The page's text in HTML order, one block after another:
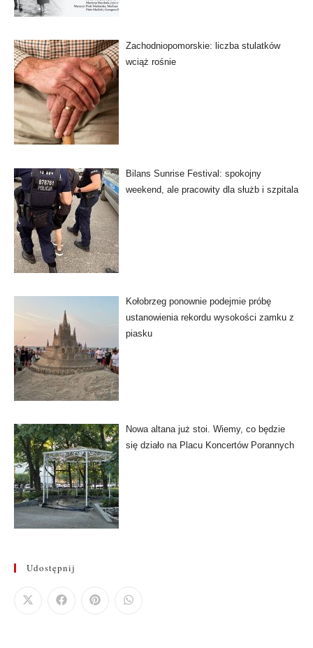
Zachodniopomorskie: liczba stulatków
wciąż rośnie
Bilans Sunrise Festival: spokojny
weekend, ale pracowity dla służb i szpitala
Kołobrzeg ponownie podejmie próbę
ustanowienia rekordu wysokości zamku z
piasku
Nowa altana już stoi. Wiemy, co będzie
się działo na Placu Koncertów Porannych
Udostępnij